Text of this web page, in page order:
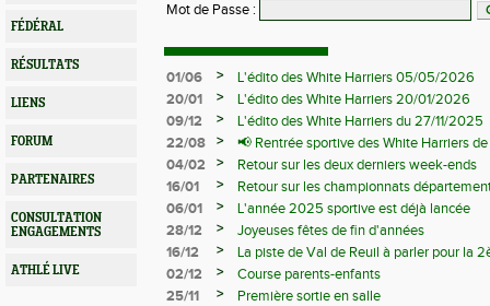
FÉDÉRAL
RÉSULTATS
LIENS
FORUM
PARTENAIRES
CONSULTATION
ENGAGEMENTS
ATHLÉ LIVE
Mot de Passe :
01/06 >
L'édito des White Harriers 05/05/2026
20/01
>
L'édito des White Harriers 20/01/2026
09/12
>
L'édito des White Harriers du 27/11/2025
22/08
>
📢 Rentrée sportive des White Harriers
04/02
>
Retour sur les deux derniers week-ends
16/01
>
Retour sur les championnats
06/01
>
L'année 2025 sportive est déjà lancée
28/12
>
Joyeuses fêtes de fin d'années
16/12
>
La piste de Val de Reuil à parler pour la
départemantaux
02/12 >
Course parents-enfants
25/11
>
Première sortie en salle